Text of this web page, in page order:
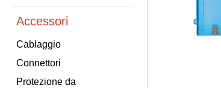
Accessori
Cablaggio
Connettori
Protezione da